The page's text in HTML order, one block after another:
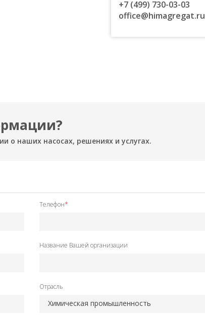
+7 (499) 730-03-03
office@himagregat.ru
о наших насосах, решениях и услугах.
Телефон*
Название Вашей организации
Отрасль
Химическая промышленность